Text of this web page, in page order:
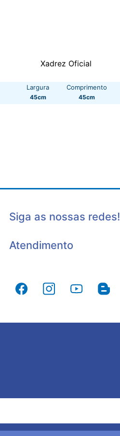
Xadrez Oficial
Largura
45cm
Comprimento
45cm
Siga as nossas redes!
Atendimento